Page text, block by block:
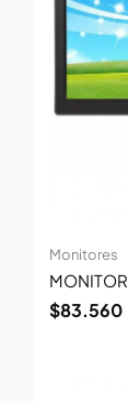
Monitores
$83.560